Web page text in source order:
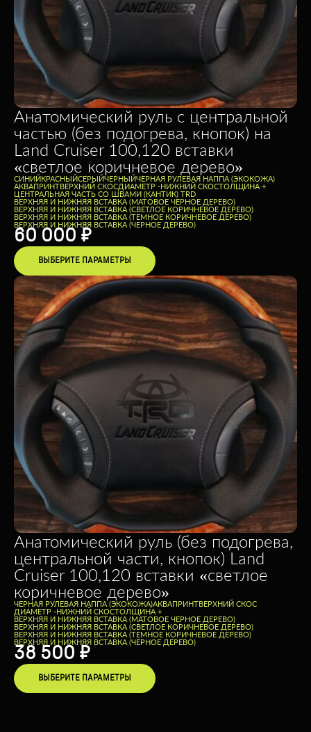
Анатомический руль с центральной
частью (без подогрева, кнопок) на
Land Cruiser 100,120 вставки
«светлое коричневое дерево»
CИНИЙКРАСНЫЙСЕРЫЙЧЕРНЫЙЧЕРНАЯ РУЛЕВАЯ НАППА (ЭКОКОЖА)
АКВАПРИНТВЕРХНИЙ СКОСДИАМЕТР -НИЖНИЙ СКОСТОЛЩИНА +
ЦЕНТРАЛЬНАЯ ЧАСТЬ СО ШВАМИ (КАНТИК) TRD
ВЕРХНЯЯ И НИЖНЯЯ ВСТАВКА (МАТОВОЕ ЧЕРНОЕ ДЕРЕВО)
ВЕРХНЯЯ И НИЖНЯЯ ВСТАВКА (СВЕТЛОЕ КОРИЧНЕВОЕ ДЕРЕВО)
ВЕРХНЯЯ И НИЖНЯЯ ВСТАВКА (ТЕМНОЕ КОРИЧНЕВОЕ ДЕРЕВО)
ВЕРХНЯЯ И НИЖНЯЯ ВСТАВКА (ЧЕРНОЕ ДЕРЕВО)
60 000 ₽
ВЫБЕРИТЕ ПАРАМЕТРЫ
Анатомический руль (без подогрева,
центральной части, кнопок) Land
Cruiser 100,120 вставки «светлое
коричневое дерево»
ЧЕРНАЯ РУЛЕВАЯ НАППА (ЭКОКОЖА)АКВАПРИНТВЕРХНИЙ СКОС
ДИАМЕТР -НИЖНИЙ СКОСТОЛЩИНА +
ВЕРХНЯЯ И НИЖНЯЯ ВСТАВКА (МАТОВОЕ ЧЕРНОЕ ДЕРЕВО)
ВЕРХНЯЯ И НИЖНЯЯ ВСТАВКА (СВЕТЛОЕ КОРИЧНЕВОЕ ДЕРЕВО)
ВЕРХНЯЯ И НИЖНЯЯ ВСТАВКА (ТЕМНОЕ КОРИЧНЕВОЕ ДЕРЕВО)
ВЕРХНЯЯ И НИЖНЯЯ ВСТАВКА (ЧЕРНОЕ ДЕРЕВО)
38 500 ₽
ВЫБЕРИТЕ ПАРАМЕТРЫ